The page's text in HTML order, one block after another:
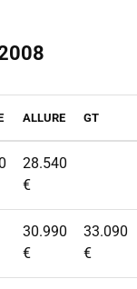
ALLURE GT
28.540
€
30.990
€
33.090
€